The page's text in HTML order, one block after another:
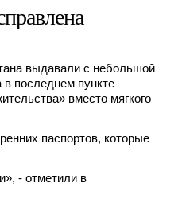
выдавали с небольшой
в последнем пункте
вместо мягкого
паспортов, которые
- отметили в